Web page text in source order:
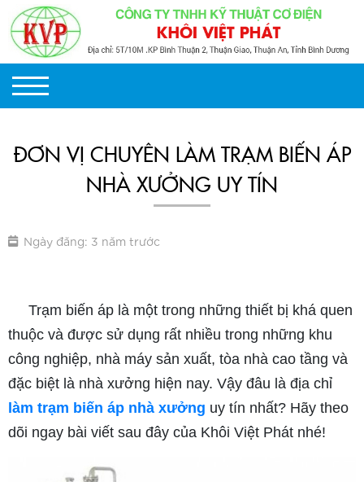
ĐƠN VỊ CHUYÊN LÀM TRẠM BIẾN ÁP
NHÀ XƯỞNG UY TÍN
Ngày đăng: 3 năm trước
Trạm biến áp là một trong những thiết bị khá quen
thuộc và được sử dụng rất nhiều trong những khu
công nghiệp, nhà máy sản xuất, tòa nhà cao tầng và
đặc biệt là nhà xưởng hiện nay. Vậy đâu là địa chỉ
làm trạm biến áp nhà xưởng uy tín nhất? Hãy theo
dõi ngay bài viết sau đây của Khôi Việt Phát nhé!